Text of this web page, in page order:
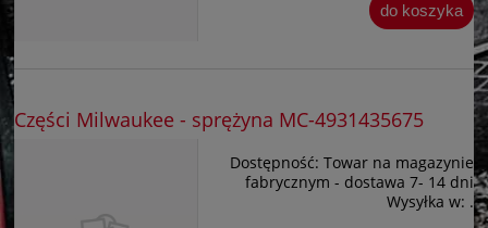
do koszyka
Części Milwaukee - sprężyna MC-4931435675
Dostępność: Towar na magazynie
fabrycznym - dostawa 7- 14 dni
Wysyłka w: .